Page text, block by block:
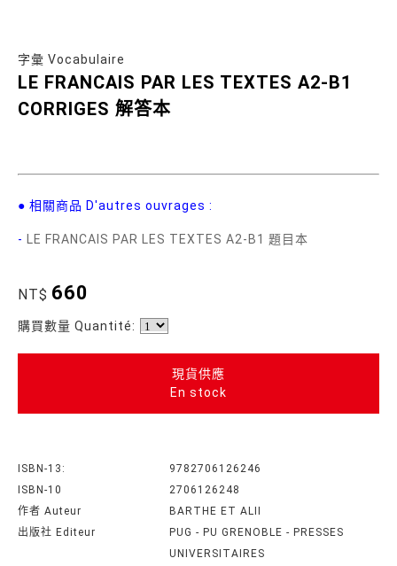
字彙 Vocabulaire
LE FRANCAIS PAR LES TEXTES A2-B1
CORRIGES 解答本
● 相關商品 D'autres ouvrages :
- LE FRANCAIS PAR LES TEXTES A2-B1 題目本
NT$ 660
購買數量 Quantité:
現貨供應
En stock
ISBN-13:
9782706126246
ISBN-10
2706126248
作者 Auteur
BARTHE ET ALII
出版社 Editeur
PUG - PU GRENOBLE - PRESSES
UNIVERSITAIRES